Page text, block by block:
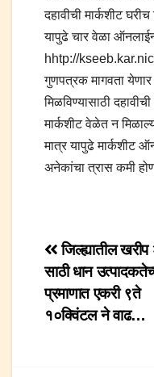
दहावीची मार्कशीट
यापुढे चार वेळा
hhtp://
गुणपत्रक मागवता
मिळविण्यासाठी
मार्कशीट वेळेत न
मात्र यापुढे मार्कशीट
अनेकांचा त्रास कमी
Post
जिल्ह्यातील
साठी धान
प्रमाणात एकरी ९ते
१०क्विंटल ने वाढ…